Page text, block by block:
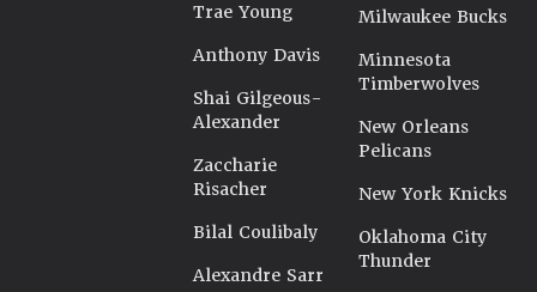
Trae Young
Anthony Davis
Shai Gilgeous-
Alexander
Zaccharie
Risacher
Bilal Coulibaly
Alexandre Sarr
Milwaukee Bucks
Minnesota
Timberwolves
New Orleans
Pelicans
New York Knicks
Oklahoma City
Thunder